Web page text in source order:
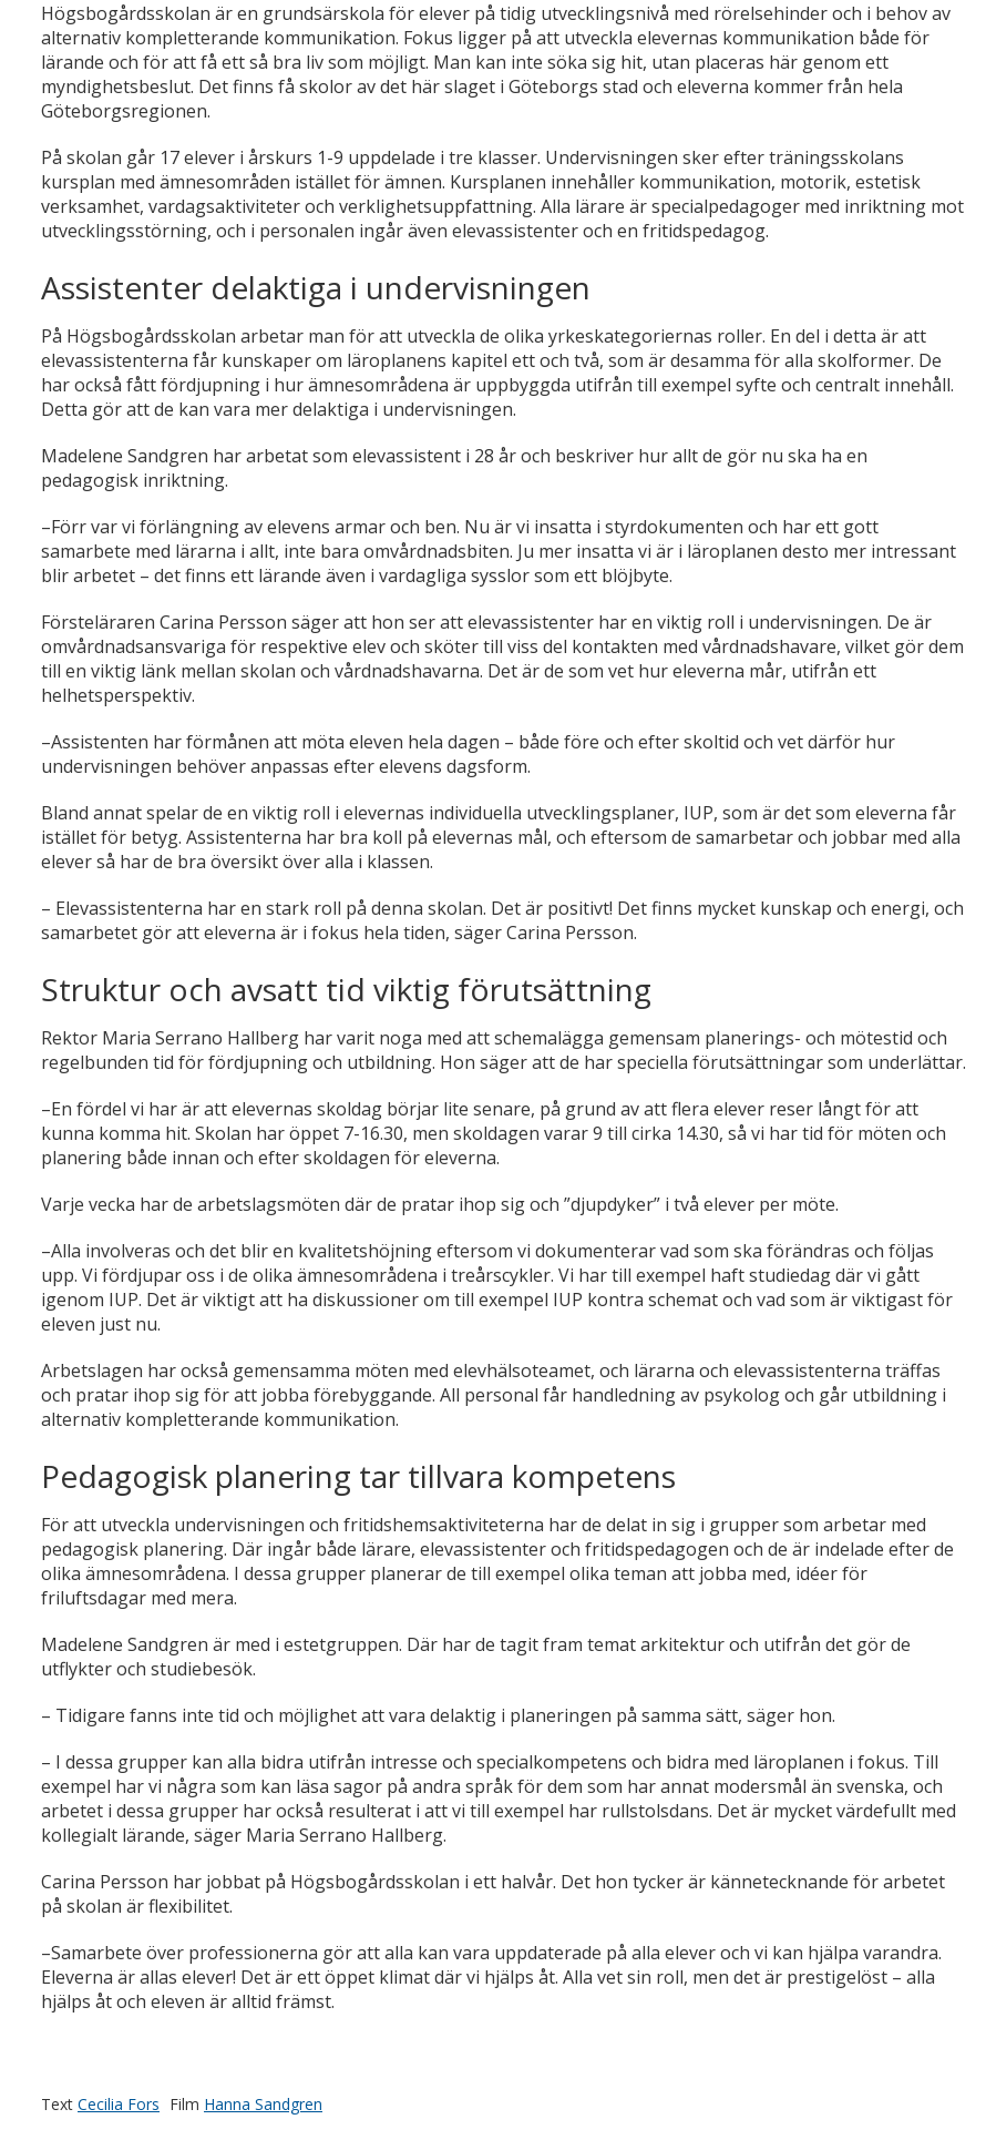
Högsbogårdsskolan är en grundsärskola för elever på tidig utvecklingsnivå med rörelsehinder och i behov av
alternativ kompletterande kommunikation. Fokus ligger på att utveckla elevernas kommunikation både för
lärande och för att få ett så bra liv som möjligt. Man kan inte söka sig hit, utan placeras här genom ett
myndighetsbeslut. Det finns få skolor av det här slaget i Göteborgs stad och eleverna kommer från hela
Göteborgsregionen.
På skolan går 17 elever i årskurs 1-9 uppdelade i tre klasser. Undervisningen sker efter träningsskolans
kursplan med ämnesområden istället för ämnen. Kursplanen innehåller kommunikation, motorik, estetisk
verksamhet, vardagsaktiviteter och verklighetsuppfattning. Alla lärare är specialpedagoger med inriktning mot
utvecklingsstörning, och i personalen ingår även elevassistenter och en fritidspedagog.
Assistenter delaktiga i undervisningen
På Högsbogårdsskolan arbetar man för att utveckla de olika yrkeskategoriernas roller. En del i detta är att
elevassistenterna får kunskaper om läroplanens kapitel ett och två, som är desamma för alla skolformer. De
har också fått fördjupning i hur ämnesområdena är uppbyggda utifrån till exempel syfte och centralt innehåll.
Detta gör att de kan vara mer delaktiga i undervisningen.
Madelene Sandgren har arbetat som elevassistent i 28 år och beskriver hur allt de gör nu ska ha en
pedagogisk inriktning.
–Förr var vi förlängning av elevens armar och ben. Nu är vi insatta i styrdokumenten och har ett gott
samarbete med lärarna i allt, inte bara omvårdnadsbiten. Ju mer insatta vi är i läroplanen desto mer intressant
blir arbetet – det finns ett lärande även i vardagliga sysslor som ett blöjbyte.
Försteläraren Carina Persson säger att hon ser att elevassistenter har en viktig roll i undervisningen. De är
omvårdnadsansvariga för respektive elev och sköter till viss del kontakten med vårdnadshavare, vilket gör dem
till en viktig länk mellan skolan och vårdnadshavarna. Det är de som vet hur eleverna mår, utifrån ett
helhetsperspektiv.
–Assistenten har förmånen att möta eleven hela dagen – både före och efter skoltid och vet därför hur
undervisningen behöver anpassas efter elevens dagsform.
Bland annat spelar de en viktig roll i elevernas individuella utvecklingsplaner, IUP, som är det som eleverna får
istället för betyg. Assistenterna har bra koll på elevernas mål, och eftersom de samarbetar och jobbar med alla
elever så har de bra översikt över alla i klassen.
– Elevassistenterna har en stark roll på denna skolan. Det är positivt! Det finns mycket kunskap och energi, och
samarbetet gör att eleverna är i fokus hela tiden, säger Carina Persson.
Struktur och avsatt tid viktig förutsättning
Rektor Maria Serrano Hallberg har varit noga med att schemalägga gemensam planerings- och mötestid och
regelbunden tid för fördjupning och utbildning. Hon säger att de har speciella förutsättningar som underlättar.
–En fördel vi har är att elevernas skoldag börjar lite senare, på grund av att flera elever reser långt för att
kunna komma hit. Skolan har öppet 7-16.30, men skoldagen varar 9 till cirka 14.30, så vi har tid för möten och
planering både innan och efter skoldagen för eleverna.
Varje vecka har de arbetslagsmöten där de pratar ihop sig och ”djupdyker” i två elever per möte.
–Alla involveras och det blir en kvalitetshöjning eftersom vi dokumenterar vad som ska förändras och följas
upp. Vi fördjupar oss i de olika ämnesområdena i treårscykler. Vi har till exempel haft studiedag där vi gått
igenom IUP. Det är viktigt att ha diskussioner om till exempel IUP kontra schemat och vad som är viktigast för
eleven just nu.
Arbetslagen har också gemensamma möten med elevhälsoteamet, och lärarna och elevassistenterna träffas
och pratar ihop sig för att jobba förebyggande. All personal får handledning av psykolog och går utbildning i
alternativ kompletterande kommunikation.
Pedagogisk planering tar tillvara kompetens
För att utveckla undervisningen och fritidshemsaktiviteterna har de delat in sig i grupper som arbetar med
pedagogisk planering. Där ingår både lärare, elevassistenter och fritidspedagogen och de är indelade efter de
olika ämnesområdena. I dessa grupper planerar de till exempel olika teman att jobba med, idéer för
friluftsdagar med mera.
Madelene Sandgren är med i estetgruppen. Där har de tagit fram temat arkitektur och utifrån det gör de
utflykter och studiebesök.
– Tidigare fanns inte tid och möjlighet att vara delaktig i planeringen på samma sätt, säger hon.
– I dessa grupper kan alla bidra utifrån intresse och specialkompetens och bidra med läroplanen i fokus. Till
exempel har vi några som kan läsa sagor på andra språk för dem som har annat modersmål än svenska, och
arbetet i dessa grupper har också resulterat i att vi till exempel har rullstolsdans. Det är mycket värdefullt med
kollegialt lärande, säger Maria Serrano Hallberg.
Carina Persson har jobbat på Högsbogårdsskolan i ett halvår. Det hon tycker är kännetecknande för arbetet
på skolan är flexibilitet.
–Samarbete över professionerna gör att alla kan vara uppdaterade på alla elever och vi kan hjälpa varandra.
Eleverna är allas elever! Det är ett öppet klimat där vi hjälps åt. Alla vet sin roll, men det är prestigelöst – alla
hjälps åt och eleven är alltid främst.
Text Cecilia Fors Film Hanna Sandgren